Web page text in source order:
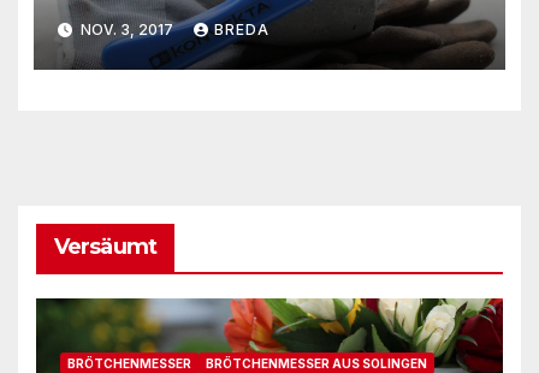
NOV. 3, 2017 BREDA
Versäumt
BRÖTCHENMESSER
BRÖTCHENMESSER AUS SOLINGEN